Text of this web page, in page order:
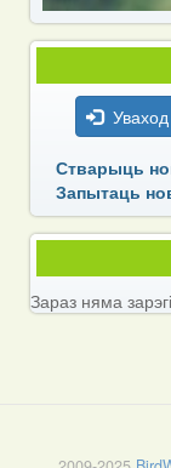
Уваход
Стварыць
Запытаць
Зараз няма